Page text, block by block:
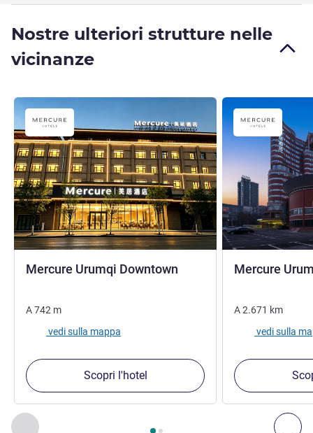
Nostre ulteriori strutture nelle
vicinanze
Precedente - Nostre ulteriori strutture nelle vicinanze
Pagina , Nostre ulteriori strutture nelle vicinanze 1 :,
Mercure Urumqi Downtown
A742 m
vedi sulla mappa
Scopri l'hotel
Mercure
A2.671 km
vedi sulla